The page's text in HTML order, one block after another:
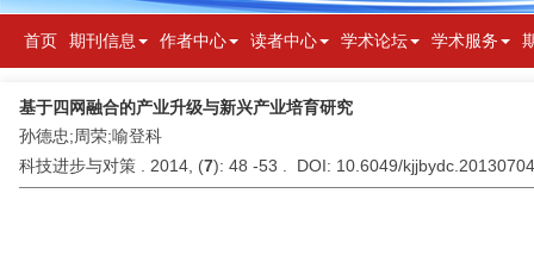
首页 期刊信息 作者中心 读者中心 学术论坛 学术服务
基于四网融合的产业升级与新兴产业培育研究
孙德忠;周荣;喻登科
科技进步与对策 . 2014, (7): 48 -53 . DOI: 10.6049/